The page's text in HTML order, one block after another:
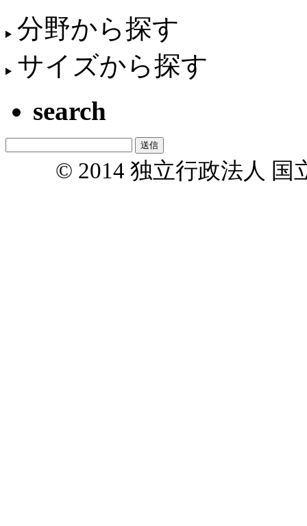
分野から探す
サイズから探す
search
© 2014 独立行政法人 国